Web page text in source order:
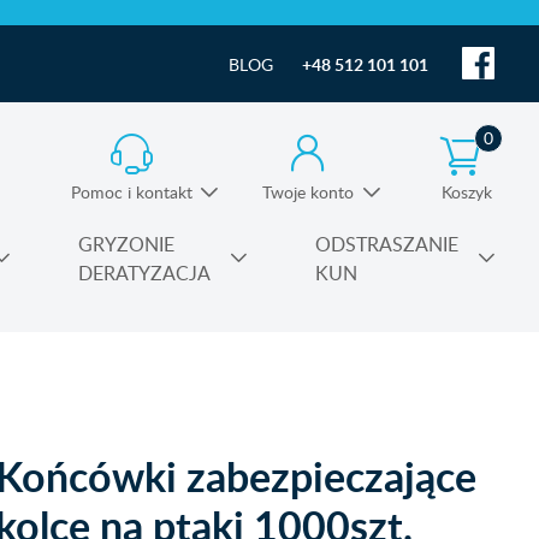
BLOG +48 512 101 101
Pomoc i kontakt Twoje konto Koszyk
0
GRYZONIE
DERATYZACJA
ODSTRASZANIE
KUN
zabezpieczające
na ptaki 1000szt.